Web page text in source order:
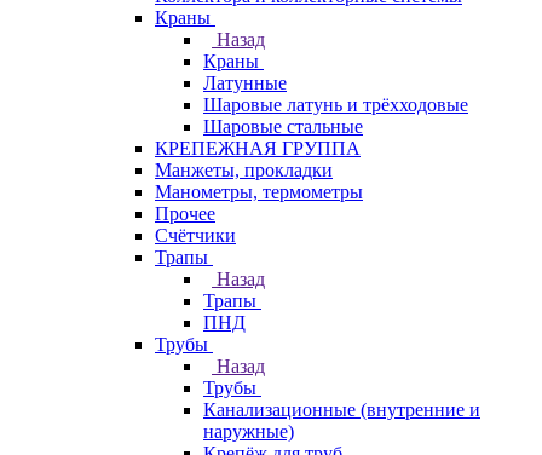
Краны
Назад
Краны
Латунные
Шаровые латунь и трёхходовые
Шаровые стальные
КРЕПЕЖНАЯ ГРУППА
Манжеты, прокладки
Манометры, термометры
Прочее
Счётчики
Трапы
Назад
Трапы
ПНД
Трубы
Назад
Трубы
Канализационные (внутренние и
наружные)